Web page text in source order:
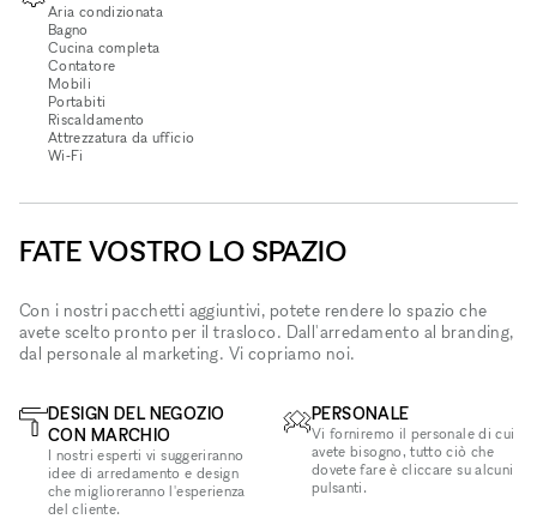
Aria condizionata
Bagno
Cucina completa
Contatore
Mobili
Portabiti
Riscaldamento
Attrezzatura da ufficio
Wi‑Fi
FATE VOSTRO LO SPAZIO
Con i nostri pacchetti aggiuntivi, potete rendere lo spazio che
avete scelto pronto per il trasloco. Dall'arredamento al branding,
dal personale al marketing. Vi copriamo noi.
DESIGN DEL NEGOZIO
CON MARCHIO
I nostri esperti vi suggeriranno
idee di arredamento e design
che miglioreranno l'esperienza
del cliente.
PERSONALE
Vi forniremo il personale di cui
avete bisogno, tutto ciò che
dovete fare è cliccare su alcuni
pulsanti.